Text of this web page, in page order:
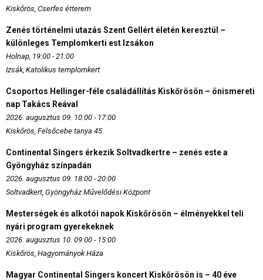
Kiskőrös, Cserfes étterem
Zenés történelmi utazás Szent Gellért életén keresztül –
különleges Templomkerti est Izsákon
Holnap, 19:00 - 21:00
Izsák, Katolikus templomkert
Csoportos Hellinger-féle családállítás Kiskőrösön – önismereti
nap Takács Reával
2026. augusztus 09. 10:00 - 17:00
Kiskőrös, Felsőcebe tanya 45.
Continental Singers érkezik Soltvadkertre – zenés este a
Gyöngyház színpadán
2026. augusztus 09. 18:00 - 20:00
Soltvadkert, Gyöngyház Művelődési Központ
Mesterségek és alkotói napok Kiskőrösön – élményekkel teli
nyári program gyerekeknek
2026. augusztus 10. 09:00 - 15:00
Kiskőrös, Hagyományok Háza
Magyar Continental Singers koncert Kiskőrösön is – 40 éve